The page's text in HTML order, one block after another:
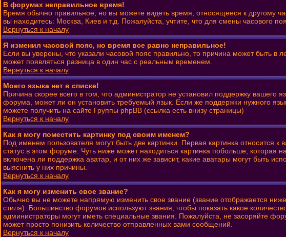
В форумах неправильное время!
Время обычно правильное, но вы можете видеть время, относящееся к другому
вы находитесь: Москва, Киев и т.д. Пожалуйста, учтите, что для смены часового
Вернуться к началу
Я изменил часовой пояс, но время все равно неправильное!
Если вы уверены, что указали часовой пояс правильно, то причина может быть
может появляться разница в один час с реальным временем.
Вернуться к началу
Моего языка нет в списке!
Причина скорее всего в том, что администратор не установил поддержку
форума, может ли он установить требуемый язык. Если же поддержки нужного
можете получить на сайте Группы phpBB (ссылка есть внизу страницы)
Вернуться к началу
Как я могу поместить картинку под своим именем?
Под именем пользователя могут быть две картинки. Первая картинка
статус в этом форуме. Чуть ниже может находиться картинка побольше, которая
включена ли поддержка аватар, и от них же зависит, какие аватары могут быть
выяснить у них причины.
Вернуться к началу
Как я могу изменить свое звание?
Обычно вы не можете напрямую изменить свое звание (звание отображается
стиля). Большинство форумов используют звания, чтобы показать какое
администраторы могут иметь специальные звания. Пожалуйста, не засоряйте
может просто понизить количество отправленных вами сообщений.
Вернуться к началу